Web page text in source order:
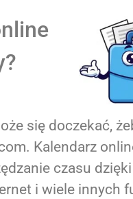
się doczekać,
Kalendarz
czasu
i wiele innych